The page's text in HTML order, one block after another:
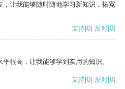
让我能够随时随地学习新知识，拓宽
支持[0] 反对[0]
很高，让我能够学到实用的知识。
支持[0] 反对[0]